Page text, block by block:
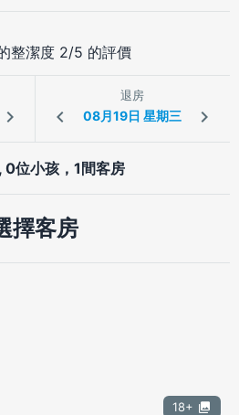
整潔度 2/5 的評價
退房
0位小孩，1間客房
擇客房
18+